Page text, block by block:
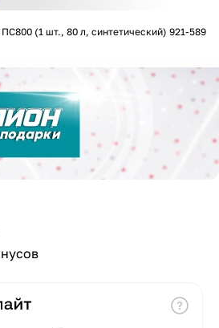
(1 шт., 80 л, синтетический) 921-589